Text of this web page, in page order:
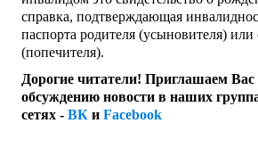
справка, подтверждающая
паспорта родителя (усыновителя) или
(попечителя).
Дорогие читатели! Приглашаем Вас
обсуждению новости в наших
сетях - ВК и Facebook